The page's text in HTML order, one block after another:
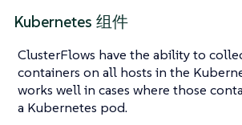
Kubernetes 组件
ClusterFlows have the ability to
containers on all hosts in the
works well in cases where those
a Kubernetes pod.